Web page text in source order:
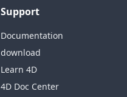
Support
Documentation
download
Learn 4D
4D Doc Center